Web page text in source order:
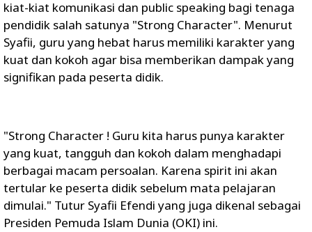
kiat-kiat komunikasi dan public speaking bagi tenaga
pendidik salah satunya "Strong Character". Menurut
Syafii, guru yang hebat harus memiliki karakter yang
kuat dan kokoh agar bisa memberikan dampak yang
signifikan pada peserta didik.
"Strong Character ! Guru kita harus punya karakter
yang kuat, tangguh dan kokoh dalam menghadapi
berbagai macam persoalan. Karena spirit ini akan
tertular ke peserta didik sebelum mata pelajaran
dimulai." Tutur Syafii Efendi yang juga dikenal sebagai
Presiden Pemuda Islam Dunia (OKI) ini.